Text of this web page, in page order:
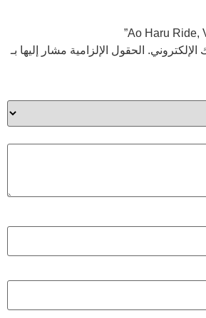
الحقول الإلزامية مشار إليها بـ